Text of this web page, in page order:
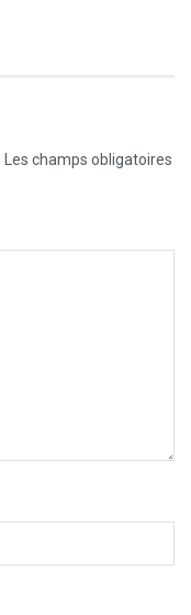
Les champs obligatoires